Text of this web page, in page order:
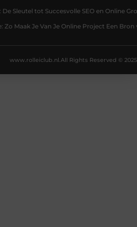
De Sleutel tot Succesvolle SEO en Online
Zo Maak Je Van Je Online Project Een
All Rights Reserved © 2025
www.rolleiclub.nl.